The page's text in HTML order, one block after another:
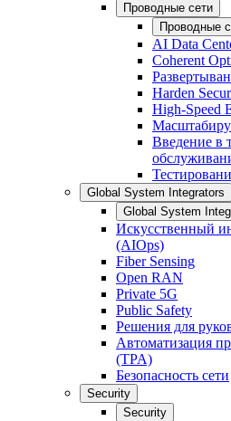
Проводные сети
Проводные
AI Data
Coherent
Harden
High-Speed
Введение в
Global System Integrators
Global System
Искусственный
(AIOps)
Fiber Sensing
Open RAN
Private 5G
Public Safety
Решения для
Автоматизация
(TPA)
Безопасность сети
Security
Security